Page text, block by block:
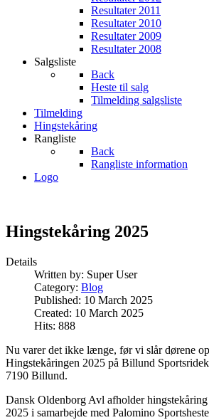
Resultater 2011
Resultater 2010
Resultater 2009
Resultater 2008
Salgsliste
Back
Heste til salg
Tilmelding salgsliste
Tilmelding
Hingstekåring
Rangliste
Back
Rangliste information
Logo
Hingstekåring 2025
Details
Written by: Super User
Category: Blog
Published: 10 March 2025
Created: 10 March 2025
Hits: 888
Nu varer det ikke længe, før vi slår dørene
Hingstekåringen 2025 på Billund
7190 Billund.
Dansk Oldenborg Avl afholder
2025 i samarbejde med Palomino